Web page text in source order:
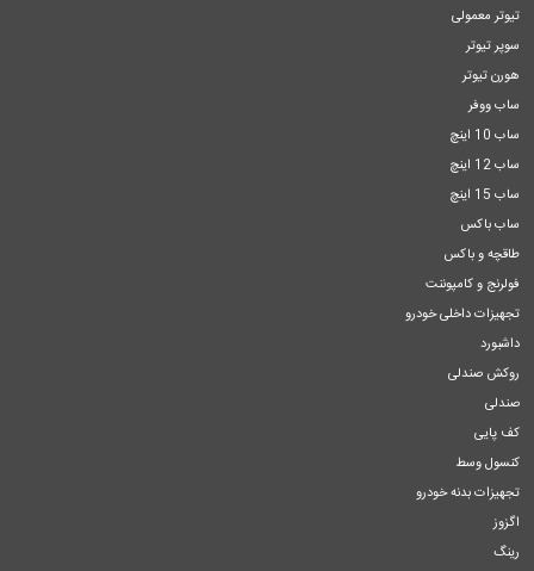
تیوتر معمولی
سوپر تیوتر
هورن تیوتر
ساب ووفر
ساب 10 اینچ
ساب 12 اینچ
ساب 15 اینچ
ساب باکس
طاقچه و باکس
فولرنج و کامپوننت
تجهیزات داخلی خودرو
داشبورد
روکش صندلی
صندلی
کف پایی
کنسول وسط
تجهیزات بدنه خودرو
اگزوز
رینگ